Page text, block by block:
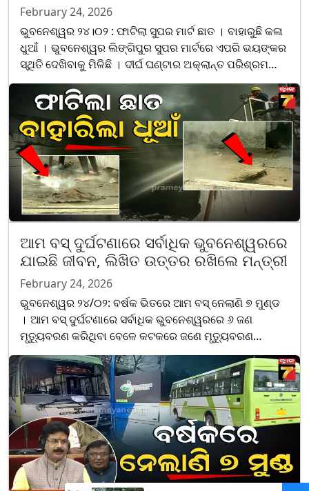
February 24, 2026
ଭୁବନେଶ୍ୱର ୨୪।୦୨ : ଫାଟିଲା ସୁପର ମାର୍ଟ ଛାତ । ବାହାରୁଛି କଳା
ଧୁଆଁ । ଭୁବନେଶ୍ୱର ଲିଙ୍ଗିପୁର ସୁପର ମାର୍ଟରେ ଏପରି ଭୟଙ୍କର
ସ୍ଥିତି ଦେଖିବାକୁ ମିଳିଛି । ଦୀର୍ଘ ଘଣ୍ଟାର ଅକ୍ଲାନ୍ତ ପରିଶ୍ରମ
ପରେ ବି ଆୟତ୍ତ ହେଲାନି ନିଆଁ । ଶେଷରେ ବିଲ୍ଡ......
ଆମ ବସ୍ ଦୁର୍ଘଟଣାରେ ସର୍ବାଧିକ ଭୁବନେଶ୍ୱରରେ
ଯାଇଛି ଜୀବନ, ଲିଖିତ ଉତ୍ତର ରଖିଲେ ମନ୍ତ୍ରୀ
February 24, 2026
ଭୁବନେଶ୍ୱର ୨୪/୦୨: ବର୍ଷକ ଭିତରେ ଆମ ବସ୍ ନେଲାଣି ୭ ମୁଣ୍ଡ
। ଆମ ବସ୍ ଦୁର୍ଘଟଣାରେ ସର୍ବାଧିକ ଭୁବନେଶ୍ୱରରେ ୬ ଜଣ
ମୃତ୍ୟୁବରଣ କରିଥିବା ବେଳେ କଟକରେ ଜଣେ ମୃତ୍ୟୁବରଣ
କରିଛନ୍ତି । ସେହିପରି ଆମ ବସ୍ ଦୁର୍ଘଟଣାରେ ବର୍ଷକ ମଧ୍ୟରେ ୮
ଜଣ ହୋଇଛନ......